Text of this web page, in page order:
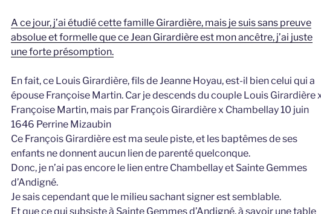
A ce jour, j’ai étudié cette famille Girardière, mais je suis sans preuve
absolue et formelle que ce Jean Girardière est mon ancêtre, j’ai juste
une forte présomption.
En fait, ce Louis Girardière, fils de Jeanne Hoyau, est-il bien celui qui a
épouse Françoise Martin. Car je descends du couple Louis Girardière
Françoise Martin, mais par François Girardière x Chambellay 10 juin
1646 Perrine Mizaubin
Ce François Girardière est ma seule piste, et les baptêmes de ses
enfants ne donnent aucun lien de parenté quelconque.
Donc, je n’ai pas encore le lien entre Chambellay et Sainte Gemmes
d’Andigné.
Je sais cependant que le milieu sachant signer est semblable.
Et que ce qui subsiste à Sainte Gemmes d’Andigné, à savoir une table